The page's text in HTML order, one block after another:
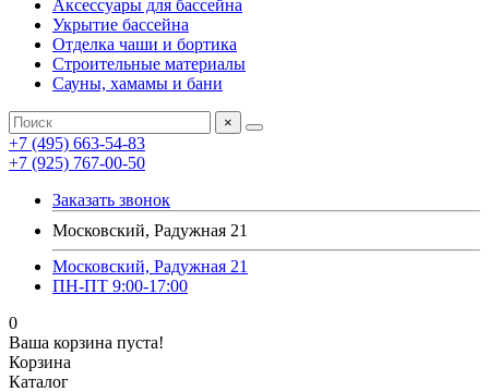
Аксессуары для бассейна
Укрытие бассейна
Отделка чаши и бортика
Строительные материалы
Сауны, хамамы и бани
×
+7 (495) 663-54-83
+7 (925) 767-00-50
Заказать звонок
Московский, Радужная 21
Московский, Радужная 21
ПН-ПТ 9:00-17:00
0
Ваша корзина пуста!
Корзина
Каталог